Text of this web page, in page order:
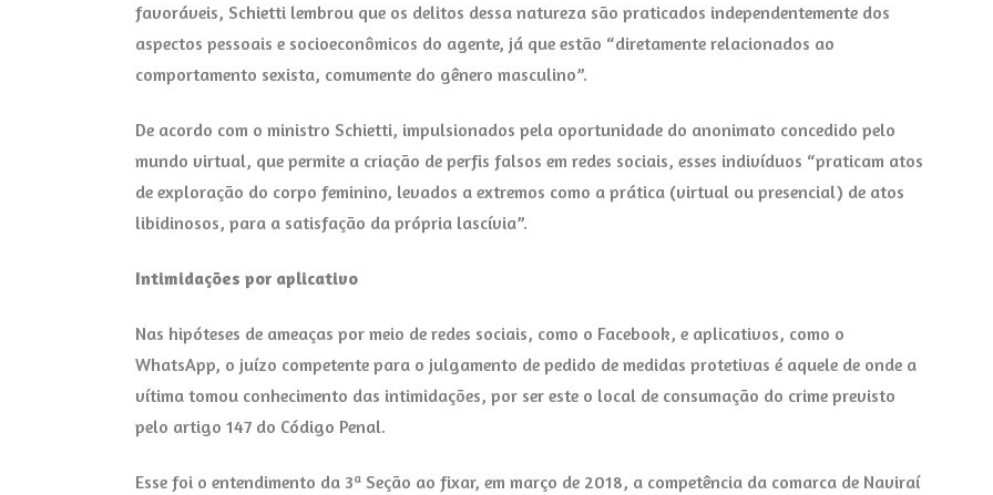
favoráveis, Schietti lembrou que os delitos dessa natureza são praticados independentemente dos
aspectos pessoais e socioeconômicos do agente, já que estão “diretamente relacionados ao
comportamento sexista, comumente do gênero masculino”.
De acordo com o ministro Schietti, impulsionados pela oportunidade do anonimato concedido pelo
mundo virtual, que permite a criação de perfis falsos em redes sociais, esses indivíduos “praticam atos
de exploração do corpo feminino, levados a extremos como a prática (virtual ou presencial) de atos
libidinosos, para a satisfação da própria lascívia”.
Intimidações por aplicativo
Nas hipóteses de ameaças por meio de redes sociais, como o Facebook, e aplicativos, como o
WhatsApp, o juízo competente para o julgamento de pedido de medidas protetivas é aquele de onde a
vítima tomou conhecimento das intimidações, por ser este o local de consumação do crime previsto
pelo artigo 147 do Código Penal.
Esse foi o entendimento da 3ª Seção ao fixar, em março de 2018, a competência da comarca de Naviraí